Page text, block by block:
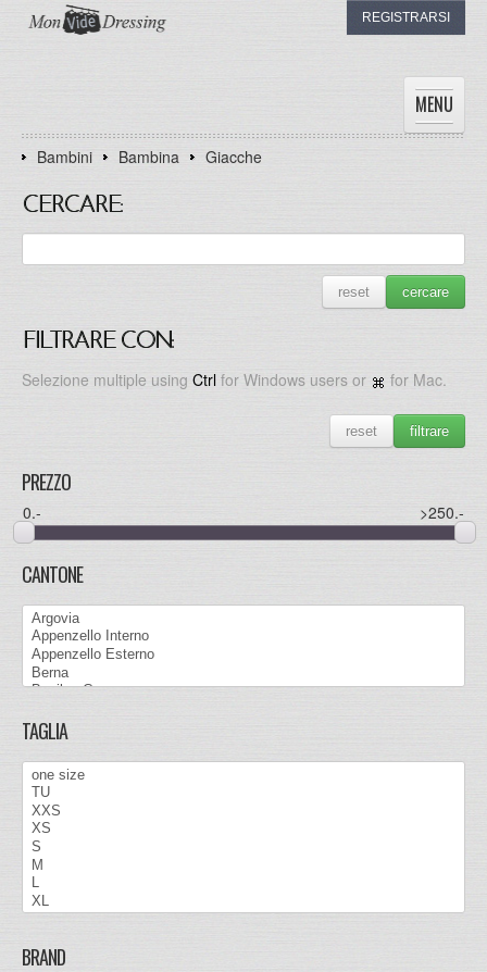
MENU
UOMINI
BAMBINI
I DRESSING
REGISTRARSI
Bambini Bambina Giacche
CERCARE:
cercare
reset
FILTRARE CON:
Selezione multiple using Ctrl for Windows users or for Mac.
filtrare
reset
PREZZO
0.- >250.-
CANTONE
TAGLIA
BRAND